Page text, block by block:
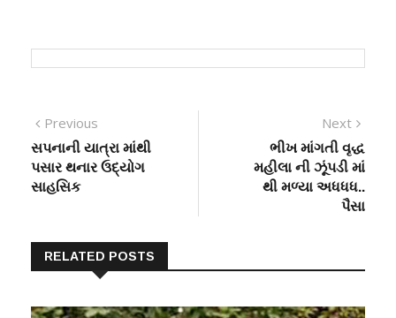
Previous
સપનાની યાત્રા માંથી
પસાર થનાર ઉદ્યોગ
સાહસિક
Next
ભીખ માંગતી વૃદ્ધ
મહીલા ની ઝૂંપડી માં
થી મળ્યા અધધધ..
પૈસા
RELATED POSTS